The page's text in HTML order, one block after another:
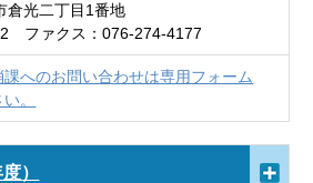
光二丁目1番地
ファクス：076-274-4177
へのお問い合わせは専用フォーム
。
）